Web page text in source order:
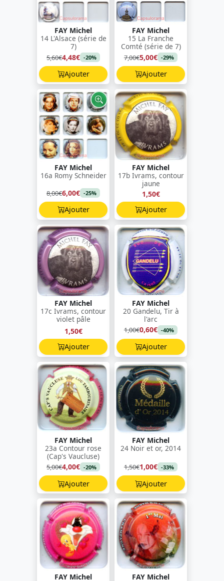
FAY Michel
14 L'Alsace (série de
7)
5,60€4,48€ -20%
Ajouter
FAY Michel
15 La Franche
Comté (série de 7)
7,00€5,00€ -29%
Ajouter
FAY Michel
16a Romy Schneider
8,00€6,00€ -25%
Ajouter
FAY Michel
17b Ivrams, contour
jaune
1,50€
Ajouter
FAY Michel
17c Ivrams, contour
violet pâle
1,50€
Ajouter
FAY Michel
20 Gandelu, Tir à
l'arc
1,00€0,60€ -40%
Ajouter
FAY Michel
23a Contour rose
(Cap's Vaucluse)
5,00€4,00€ -20%
Ajouter
FAY Michel
24 Noir et or, 2014
1,50€1,00€ -33%
Ajouter
FAY Michel
FAY Michel